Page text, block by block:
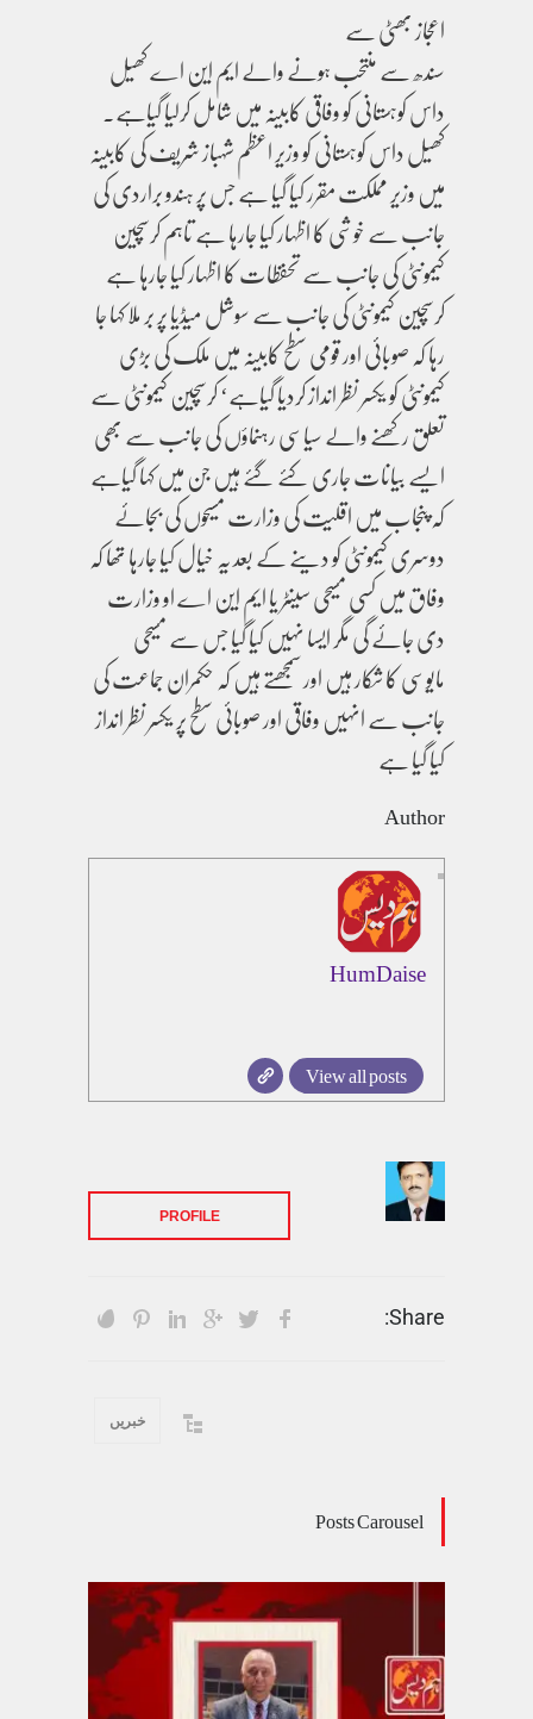
اعجاز بھٹی سے
سندھ سے منتحب ہونے والے ایم این اے کھیل
داس کوہستانی کو وفاقی کابینہ میں شامل کرلیا گیاہے۔
کھیل داس کوہستانی کو وزیر اعظم شہباز شریف کی کابینہ
میں وزیر مملکت مقرر کیا گیا ہے جس پر ہندو براردی کی
جانب سے خوشی کا اظہار کیا جارہا ہے تاہم کرسچین
کیمونٹی کی جانب سے تحفظات کا اظہار کیا جارہا ہے
کرسچین کیمونٹی کی جانب سے سوشل میڈیا پر بر ملا کہا جا
رہا کہ صوبائی اور قومی سطح کابینہ میں ملک کی بڑی
کیمونٹی کو یکسر نظر انداز کردیا گیاہے‘ کرسچین کیمونٹی سے
تعلق رکھنے والے سیاسی رہنماؤں کی جانب سے بھی
ایسے بیانات جاری کئے گئے ہیں جن میں کہا گیاہے
کہ پنجاب میں اقلیت کی وزارت مسیحوں کی بجائے
دوسری کیمونٹی کو دینے کے بعد یہ خیال کیا جارہا تھا کہ
وفاق میں کسی مسیحی سینٹر یا ایم این اے او وزارت
دی جائے گی مگر ایسا نہیں کیا گیا جس سے مسیحی
مایوسی کا شکار ہیں اور سمجھتے ہیں کہ حکمران جماعت کی
جانب سے انہیں وفاقی اور صوبائی سطح پر یکسر نظر انداز
کیا گیا ہے
Author
HumDaise
View all posts
PROFILE
Share:
خبریں
Posts Carousel